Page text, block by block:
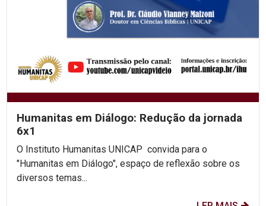
Humanitas em Diálogo: Redução da jornada
6x1
O Instituto Humanitas UNICAP convida para o
"Humanitas em Diálogo", espaço de reflexão sobre os
diversos temas...